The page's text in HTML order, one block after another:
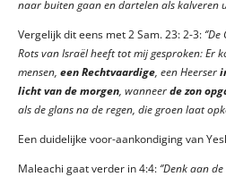
naar buiten gaan en dartelen als kalveren
Vergelijk dit eens met 2 Sam. 23: 2-3:
Rots van Israël heeft tot mij gesproken: Er
mensen, een Rechtvaardige, een Heerser
licht van de morgen, wanneerde zon
als de glans na de regen, die groen laat
Een duidelijke voor-aankondiging van
Maleachi gaat verder in 4:4:‘’Denk aan